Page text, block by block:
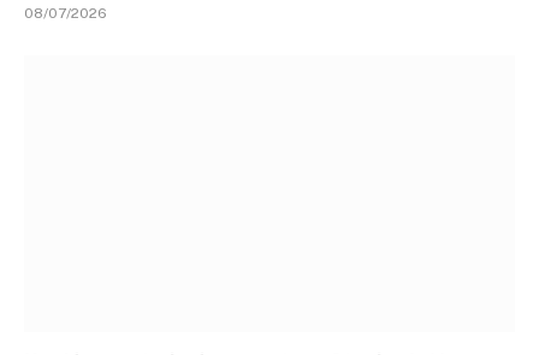
08/07/2026